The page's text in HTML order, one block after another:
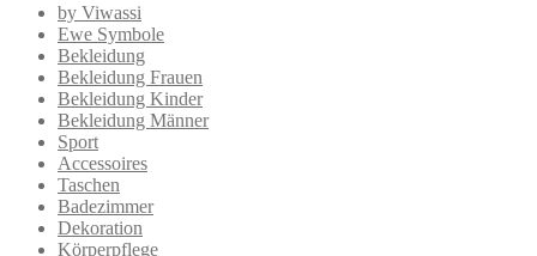
by Viwassi
Ewe Symbole
Bekleidung
Bekleidung Frauen
Bekleidung Kinder
Bekleidung Männer
Sport
Accessoires
Taschen
Badezimmer
Dekoration
Körperpflege